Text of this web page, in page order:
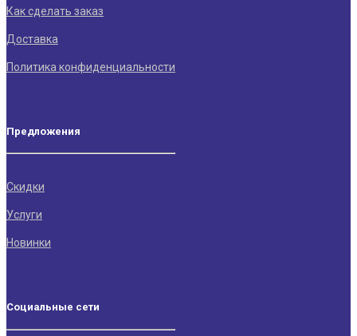
Как сделать заказ
Доставка
Политика конфиденциальности
Предложения
Скидки
Услуги
Новинки
Социальные сети